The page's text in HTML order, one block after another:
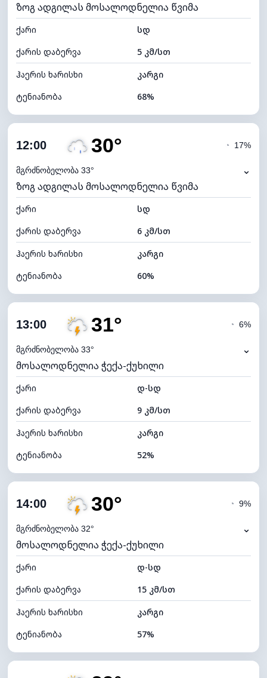
ხილვადობა
10 კმ
განათების ინდექსი 4 (მკრთალი)
ღრუბლის სიმაღლე 5200 მ
ზოგ ადგილას მოსალოდნელია წვიმა
ქარი
სდ
ქარის დაბერვა
5 კმ/სთ
ჰაერის ხარისხი
კარგი
ტენიანობა
68%
ღრუბლიანობა
ნამის წერტილი
ხილვადობა
10 კმ
განათების ინდექსი 4 (მკრთალი)
ღრუბლის სიმაღლე 6640 მ
12:00 30°
მგრძნობელობა 33°
◔ 17%
⌄
ზოგ ადგილას მოსალოდნელია წვიმა
ქარი
სდ
ქარის დაბერვა
6 კმ/სთ
ჰაერის ხარისხი
კარგი
ტენიანობა
60%
ღრუბლიანობა
ნამის წერტილი
ხილვადობა
10 კმ
განათების ინდექსი 4 (მკრთალი)
ღრუბლის სიმაღლე 5520 მ
13:00 31°
მგრძნობელობა 33°
◔ 6%
⌄
მოსალოდნელია ჭექა-ქუხილი
ქარი
დ-სდ
ქარის დაბერვა
9 კმ/სთ
ჰაერის ხარისხი
კარგი
ტენიანობა
52%
ღრუბლიანობა
ნამის წერტილი
ხილვადობა
9 კმ
განათების ინდექსი 7 (ნათელი)
ღრუბლის სიმაღლე 7680 მ
14:00 30°
მგრძნობელობა 32°
◔ 9%
⌄
მოსალოდნელია ჭექა-ქუხილი
ქარი
დ-სდ
ქარის დაბერვა
15 კმ/სთ
ჰაერის ხარისხი
კარგი
ტენიანობა
57%